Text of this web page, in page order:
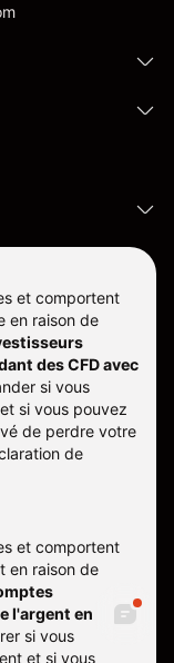
et comportent
en raison de
des CFD avec
si vous
si vous pouvez
de perdre votre
de
et comportent
en raison de
l'argent en
si vous
et si vous